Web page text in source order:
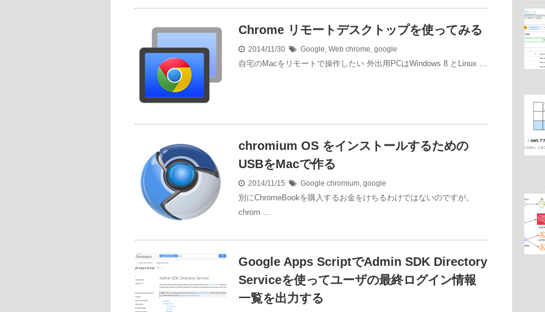
Chrome リモートデスクトップを使ってみる
2014/11/30 Google, Web chrome, google
自宅のMacをリモートで操作したい 外出用PCはWindows 8 とLinux …
chromium OS をインストールするための
USBをMacで作る
2014/11/15 Google chromium, google
別にChromeBookを購入するお金をけちるわけではないのですが。
chrom …
Google Apps ScriptでAdmin SDK Directory
Serviceを使ってユーザの最終ログイン情報
一覧を出力する